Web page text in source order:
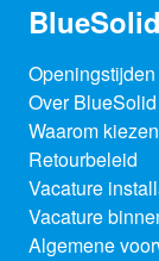
Openingstijden
Over BlueSolid
Waarom
Retourbeleid
Vacature
Vacature
Algemene